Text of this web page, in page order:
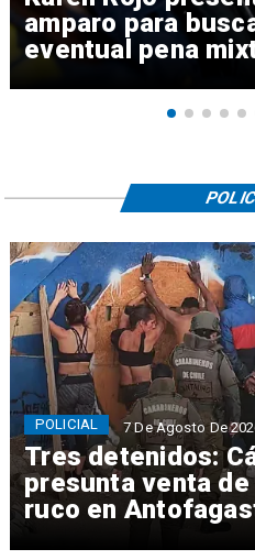
amparo para
eventual pena
Tres detenidos:
presunta venta
ruco en
POLICIAL 7 De Agosto De